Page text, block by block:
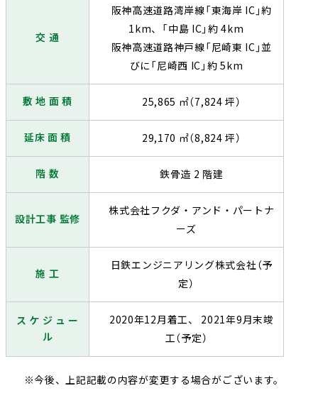
交 通
阪神高速道路湾岸線「東海岸 IC」約
1km、「中島 IC」約 4km
阪神高速道路神戸線「尼崎東 IC」並
びに「尼崎西 IC」約 5km
敷 地 面 積 25,865 ㎡（7,824 坪）
延床 面 積 29,170 ㎡（8,824 坪）
階 数 鉄骨造 2 階建
設計工事 監修
株式会社フクダ・アンド・パートナ
ーズ
施 工
日鉄エンジニアリング株式会社（予
定）
ス ケ ジ ュ ー
ル
2020年12月着工、 2021年9月末竣
工（予定）
※今後、上記記載の内容が変更する場合がございます。